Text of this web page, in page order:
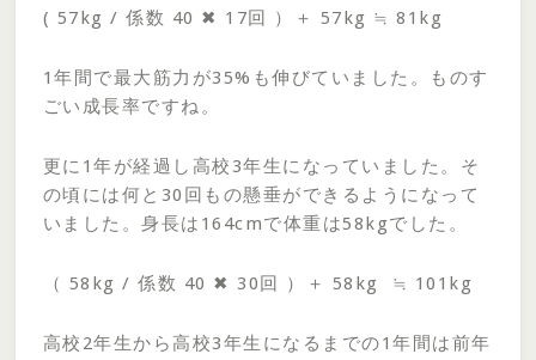
( 57kg / 係数 40 ✖ 17回 ）＋ 57kg ≒ 81kg
1年間で最大筋力が35%も伸びていました。ものす
ごい成長率ですね。
更に1年が経過し高校3年生になっていました。そ
の頃には何と30回もの懸垂ができるようになって
いました。身長は164cmで体重は58kgでした。
（ 58kg / 係数 40 ✖ 30回 ）＋ 58kg ≒ 101kg
高校2年生から高校3年生になるまでの1年間は前年